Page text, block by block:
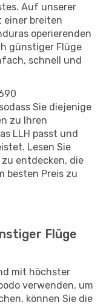
Auf unserer
einer breiten
operierenden
günstiger Flüge
schnell und
Sie diejenige
zu Ihren
LLH passt und
Lesen Sie
entdecken, die
besten Preis zu
Flüge
mit höchster
verwenden, um
können Sie die